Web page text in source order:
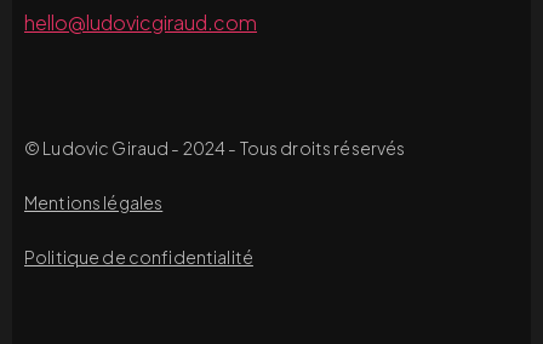
hello@ludovicgiraud.com
© Ludovic Giraud - 2024 - Tous droits réservés
Mentions légales
Politique de confidentialité